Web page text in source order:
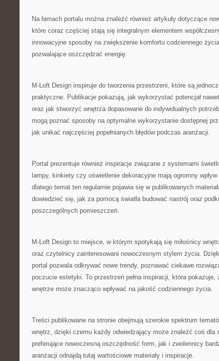
Na łamach portalu można znaleźć również artykuły dotyczące
które coraz częściej stają się integralnym elementem
innowacyjne sposoby na zwiększenie komfortu codziennego
pozwalające oszczędzać energię.
M-Loft Design inspiruje do tworzenia przestrzeni, które są
praktyczne. Publikacje pokazują, jak wykorzystać potencjał
oraz jak stworzyć wnętrza dopasowane do indywidualnych
mogą poznać sposoby na optymalne wykorzystanie dostępnej
jak unikać najczęściej popełnianych błędów podczas aranżacji.
Portal prezentuje również inspiracje związane z systemami
lampy, kinkiety czy oświetlenie dekoracyjne mają ogromny wpływ
dlatego temat ten regularnie pojawia się w publikowanych
dowiedzieć się, jak za pomocą światła budować nastrój oraz
poszczególnych pomieszczeń.
M-Loft Design to miejsce, w którym spotykają się miłośnicy
oraz czytelnicy zainteresowani nowoczesnym stylem życia.
portal pozwala odkrywać nowe trendy, poznawać ciekawe
poczucie estetyki. To przestrzeń pełna inspiracji, która pokazuje,
wnętrze może znacząco wpływać na jakość codziennego życia.
Treści publikowane na stronie obejmują szerokie spektrum
wnętrz, dzięki czemu każdy odwiedzający może znaleźć coś dla
preferujące nowoczesną oszczędność form, jak i zwolennicy
aranżacji odnajdą tutaj wartościowe materiały i inspiracje.